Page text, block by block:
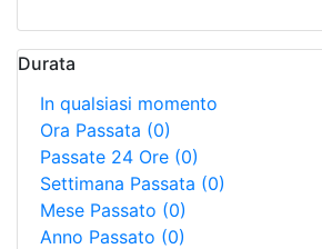
Durata
In qualsiasi momento
Ora Passata (0)
Passate 24 Ore (0)
Settimana Passata (0)
Mese Passato (0)
Anno Passato (0)